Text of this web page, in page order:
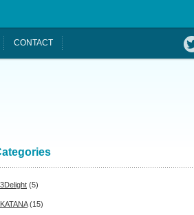
CONTACT
3Delight (5)
KATANA(15)